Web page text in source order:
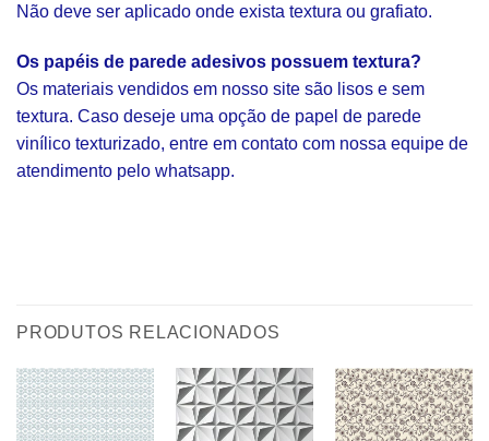
Não deve ser aplicado onde exista textura ou grafiato.
Os papéis de parede adesivos possuem textura?
Os materiais vendidos em nosso site são lisos e sem
textura. Caso deseje uma opção de papel de parede
vinílico texturizado, entre em contato com nossa equipe de
atendimento pelo whatsapp.
PRODUTOS RELACIONADOS